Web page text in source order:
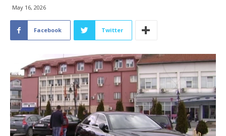
May 16, 2026
Facebook Twitter